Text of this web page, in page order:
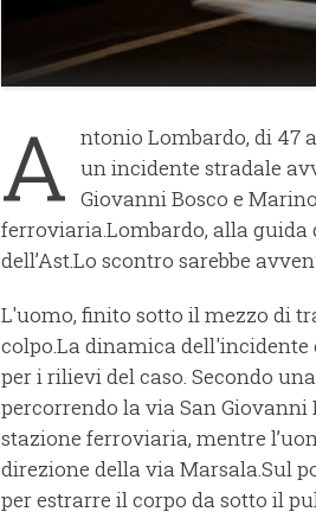
A ntonio Lombardo, di 47
un incidente stradale
Giovanni Bosco e
ferroviaria.Lombardo, alla
dell’Ast.Lo scontro sarebbe
L'uomo, finito sotto il mezzo di
colpo.La dinamica
per i rilievi del caso. Secondo
percorrendo la via San
stazione ferroviaria, mentre
direzione della via Marsala.Sul
per estrarre il corpo da sotto il